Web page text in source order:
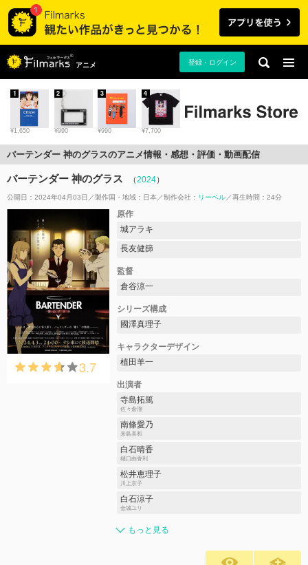
アニメ 登録・ログイン
¥1,650
1
¥990
2
¥990
3
¥7,700
4
バーテンダー 神のグラスのアニメ情報・感想・評価・動画配信
バーテンダー 神のグラス （2024）
公開日：2024年04月03日 製作国・地域： 日本 制作会社： リーベル 再生時間：24分
3.7
原作
城アラキ
長友健篩
監督
倉谷涼一
シリーズ構成
國澤真理子
キャラクターデザイン
植田羊一
出演者
寺島拓篤
佐々倉溜
南條愛乃
来島美和
白石晴香
樋口由香利
松井恵理子
川上京子
白石涼子
金城ユリ
もっと見る